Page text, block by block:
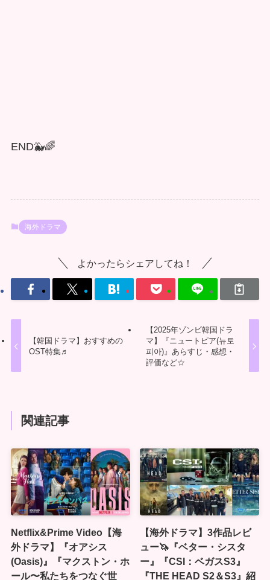
END🐳🌈
海外ドラマ
よかったらシェアしてね！
【韓国ドラマ】おすすめの
OST特集♬
【2025年ゾンビ韓国ドラ
マ】『ニュートピア(뉴토
피아)』あらすじ・感想・
評価など☆
関連記事
Netflix&Prime Video【海
外ドラマ】『オアシス
(Oasis)』『マクストン・ホ
ール〜私たちをつなぐ世
【海外ドラマ】3作品レビ
ュー🦄『ベター・シスタ
ー』『CSI：ベガスS3』
『THE HEAD S2＆S3』紹